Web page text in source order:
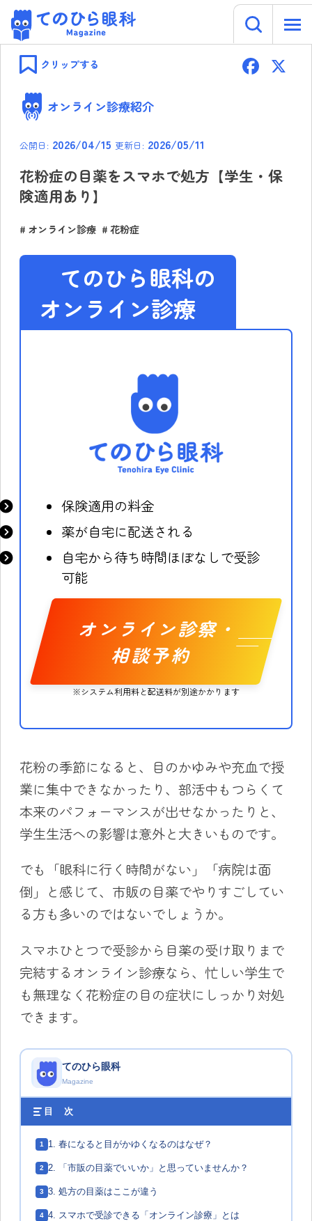
Skip
content
てのひら眼科 Magazine
オンライン診療紹介
クリップする F
ok
公開日: 2026/04/15 更新日: 2026/05/11
花粉症の目薬をスマホで処方【学生・保
険適用あり】
オンライン診療 花粉症
てのひら眼科の
オンライン診療
保険適用の料金
薬が自宅に配送される
自宅から待ち時間ほぼなしで受診
可能
オンライン診察・
相談予約
※システム利用料と配送料が別途かかります
花粉の季節になると、目のかゆみや充血で授
業に集中できなかったり、部活中もつらくて
本来のパフォーマンスが出せなかったりと、
学生生活への影響は意外と大きいものです。
でも「眼科に行く時間がない」「病院は面
倒」と感じて、市販の目薬でやりすごしてい
る方も多いのではないでしょうか。
スマホひとつで受診から目薬の受け取りまで
完結するオンライン診療なら、忙しい学生で
も無理なく花粉症の目の症状にしっかり対処
できます。
てのひら眼科
Magazine
目 次
1 1. 春になると目がかゆくなるのはなぜ？
2 2. 「市販の目薬でいいか」と思っていませんか？
3 3. 処方の目薬はここが違う
4 4. スマホで受診できる「オンライン診療」とは